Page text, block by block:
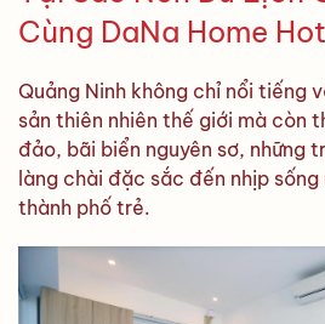
Cùng DaNa Home
Quảng Ninh không chỉ nổi tiếng
sản thiên nhiên thế giới mà còn
đảo, bãi biển nguyên sơ, những
làng chài đặc sắc đến nhịp
thành phố trẻ.